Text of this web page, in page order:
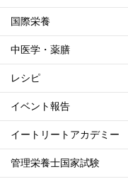
国際栄養
中医学・薬膳
レシピ
イベント報告
イートリートアカデミー
管理栄養士国家試験